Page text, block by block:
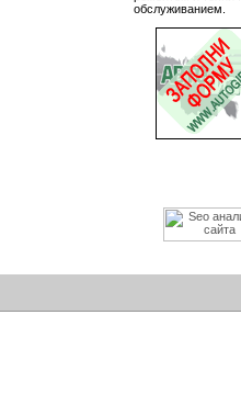
обслуживанием.